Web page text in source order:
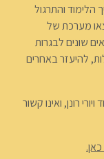
הלימוד והתרגול
מערכת של
שונים לבגרות
להיעזר באחרים
רונן, ואינו קשור